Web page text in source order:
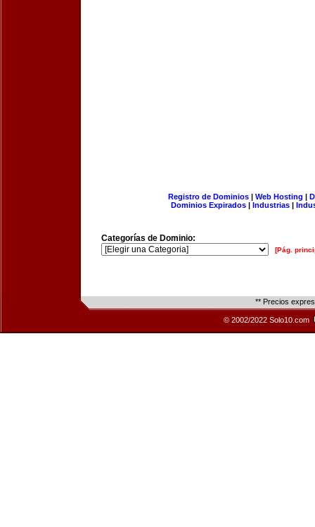
Registro de Dominios| Web Hosting |
Dominios Expirados | Industrias |
Categorías de Dominio:
[Pág.
** Precios
© 2002/2022 Solo10.com